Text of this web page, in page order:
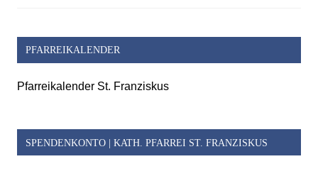
PFARREIKALENDER
Pfarreikalender St. Franziskus
SPENDENKONTO | KATH. PFARREI ST. FRANZISKUS